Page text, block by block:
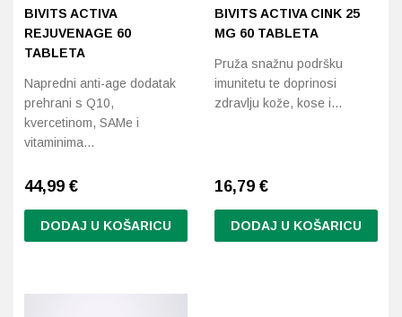
BIVITS ACTIVA
REJUVENAGE 60
TABLETA
Napredni anti-age dodatak
prehrani s Q10,
kvercetinom, SAMe i
vitaminima…
44,99 €
DODAJ U KOŠARICU
BIVITS ACTIVA CINK 25
MG 60 TABLETA
Pruža snažnu podršku
imunitetu te doprinosi
zdravlju kože, kose i…
16,79 €
DODAJ U KOŠARICU